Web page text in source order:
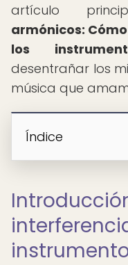
artículo
armónicos:
los
desentrañar los
música que
Índice